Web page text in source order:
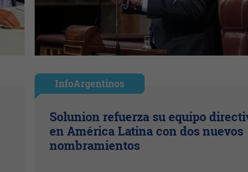
InfoArgentinos
Solunion refuerza su equipo
en América Latina con dos nuevos
nombramientos